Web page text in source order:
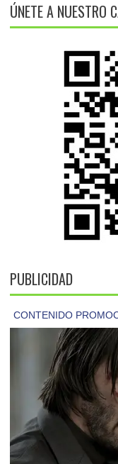
ÚNETE A NUESTRO
PUBLICIDAD